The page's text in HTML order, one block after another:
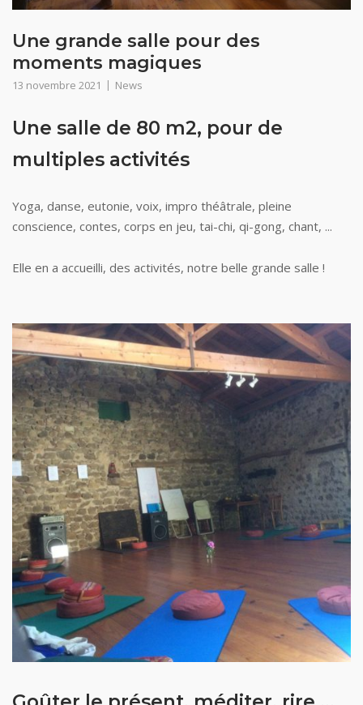
Une grande salle pour des
moments magiques
13 novembre 2021 News
Une salle de 80 m2, pour de
multiples activités
Yoga, danse, eutonie, voix, impro théâtrale, pleine
conscience, contes, corps en jeu, tai-chi, qi-gong, chant, ...
Elle en a accueilli, des activités, notre belle grande salle !